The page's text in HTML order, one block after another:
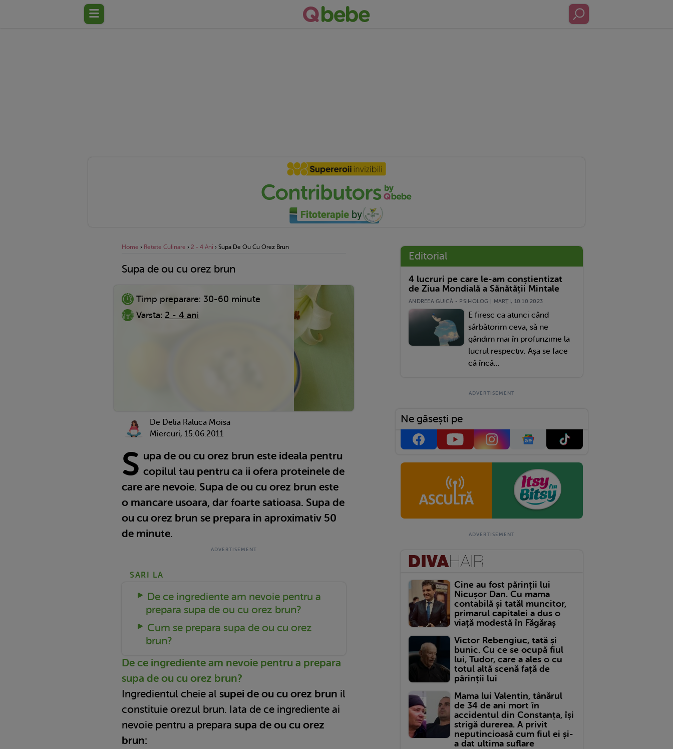
Home › Retete Culinare › 2 - 4 Ani › Supa De Ou Cu Orez Brun
Supa de ou cu orez brun
Timp preparare: 30-60 minute
Varsta: 2 - 4 ani
De Delia Raluca Moisa
Miercuri, 15.06.2011
S upa de ou cu orez brun este ideala pentru
copilul tau pentru ca ii ofera proteinele de
care are nevoie. Supa de ou cu orez brun este
o mancare usoara, dar foarte satioasa. Supa de
ou cu orez brun se prepara in aproximativ 50
de minute.
SARI LA
De ce ingrediente am nevoie pentru a
prepara supa de ou cu orez brun?
Cum se prepara supa de ou cu orez
brun?
De ce ingrediente am nevoie pentru a prepara
supa de ou cu orez brun?
Ingredientul cheie al supei de ou cu orez brun il
constituie orezul brun. Iata de ce ingrediente ai
nevoie pentru a prepara supa de ou cu orez
brun:
Editorial
4 lucruri pe care le-am conștientizat
de Ziua Mondială a Sănătății Mintale
ANDREEA GUICĂ - PSIHOLOG | MARŢI, 10.10.2023
E firesc ca atunci când
sărbătorim ceva, să ne
gândim mai în profunzime la
lucrul respectiv. Așa se face
că încă...
Ne găsești pe
Cine au fost părinții lui
Nicușor Dan. Cu mama
contabilă și tatăl muncitor,
primarul capitalei a dus o
viață modestă în Făgăraș
Victor Rebengiuc, tată și
bunic. Cu ce se ocupă fiul
lui, Tudor, care a ales o cu
totul altă scenă față de
părinții lui
Mama lui Valentin, tânărul
de 34 de ani mort în
accidentul din Constanța, își
strigă durerea. A privit
neputincioasă cum fiul ei și-
a dat ultima suflare